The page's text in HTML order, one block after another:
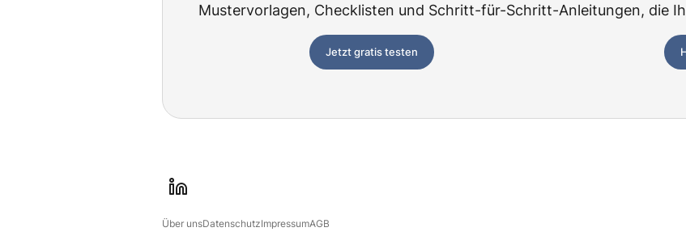
Mustervorlagen, Checklisten und Schritt-für-Schritt-Anleitungen, die
Jetzt gratis testen
i
Über unsDatenschutzImpressumAGB